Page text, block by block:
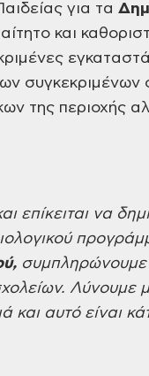
για τα
και
συγκεκριμένων
της περιοχής
επίκειται να
συμπληρώνουμε
Λύνουμε
και αυτό είναι